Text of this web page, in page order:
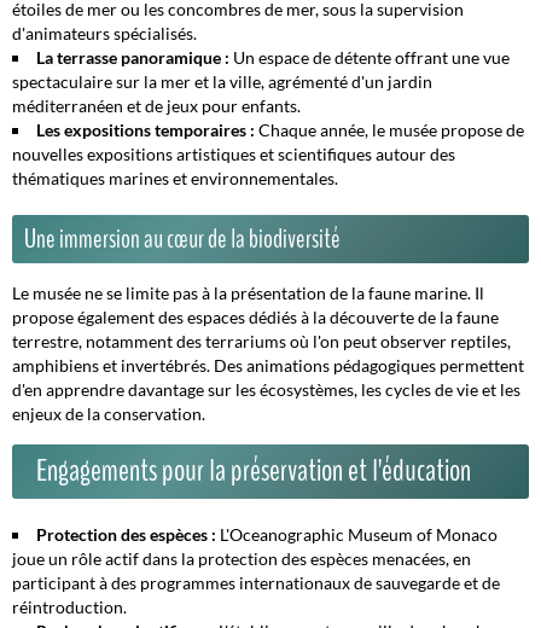
étoiles de mer ou les concombres de mer, sous la supervision
d'animateurs spécialisés.
La terrasse panoramique : Un espace de détente offrant une vue
spectaculaire sur la mer et la ville, agrémenté d'un jardin
méditerranéen et de jeux pour enfants.
Les expositions temporaires : Chaque année, le musée propose de
nouvelles expositions artistiques et scientifiques autour des
thématiques marines et environnementales.
Une immersion au cœur de la biodiversité
Le musée ne se limite pas à la présentation de la faune marine. Il
propose également des espaces dédiés à la découverte de la faune
terrestre, notamment des terrariums où l'on peut observer reptiles,
amphibiens et invertébrés. Des animations pédagogiques permettent
d'en apprendre davantage sur les écosystèmes, les cycles de vie et les
enjeux de la conservation.
Engagements pour la préservation et l'éducation
Protection des espèces : L'Oceanographic Museum of Monaco
joue un rôle actif dans la protection des espèces menacées, en
participant à des programmes internationaux de sauvegarde et de
réintroduction.